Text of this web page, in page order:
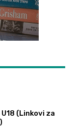
(Linkovi za